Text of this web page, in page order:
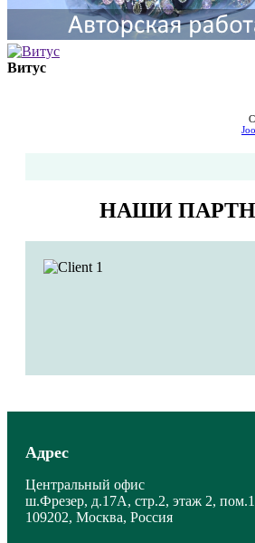
Витус
НАШИ
Адрес
Центральный офис
ш.Фрезер, д.17А, стр.2, этаж 2,
109202, Москва, Россия